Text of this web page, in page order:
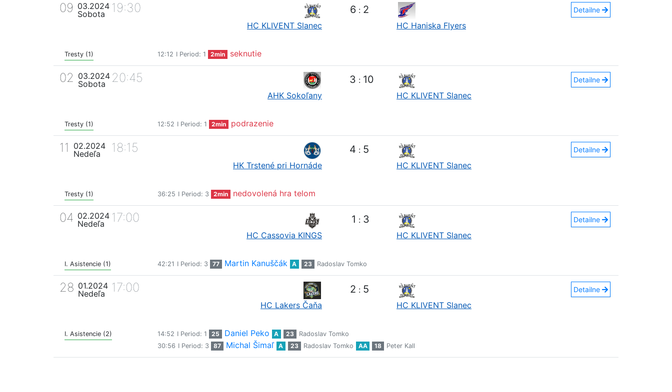
09 03.2024
Sobota
19:30
HC KLIVENT Slanec
6 : 2
HC Haniska Flyers
Detailne
Tresty (1) 12:12 I Period: 1 2min seknutie
02 03.2024
Sobota
20:45
AHK Sokoľany
3 : 10
HC KLIVENT Slanec
Detailne
Tresty (1) 12:52 I Period: 1 2min podrazenie
11
02.2024
Nedeľa
18:15
HK Trstené pri Hornáde
4 : 5
HC KLIVENT Slanec
Detailne
Tresty (1) 36:25 I Period: 3 2min nedovolená hra telom
04 02.2024
Nedeľa
17:00
HC Cassovia KINGS
1 : 3
HC KLIVENT Slanec
Detailne
I. Asistencie (1) 42:21 I Period: 3 77 Martin Kanuščák A 23 Radoslav Tomko
28 01.2024
Nedeľa
17:00
HC Lakers Čaňa
2 : 5
HC KLIVENT Slanec
Detailne
I. Asistencie (2) 14:52 I Period: 1 25 Daniel Peko A 23
Radoslav Tomko
30:56 I Period: 3 87 Michal Šimaľ A 23 Radoslav Tomko AA 18 Peter Kall